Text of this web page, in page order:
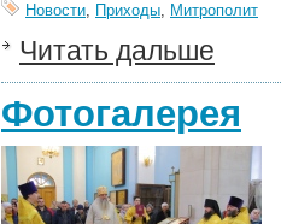
Новости, Приходы, Митрополит
Читать дальше
Фотогалерея